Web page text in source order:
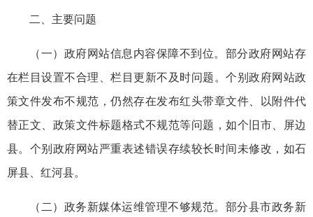
二、主要问题
（一）政府网站信息内容保障不到位。部分政府网站存
在栏目设置不合理、栏目更新不及时问题。个别政府网站政
策文件发布不规范，仍然存在发布红头带章文件、以附件代
替正文、政策文件标题格式不规范等问题，如个旧市、屏边
县。个别政府网站严重表述错误存续较长时间未修改，如石
屏县、红河县。
（二）政务新媒体运维管理不够规范。部分县市政务新